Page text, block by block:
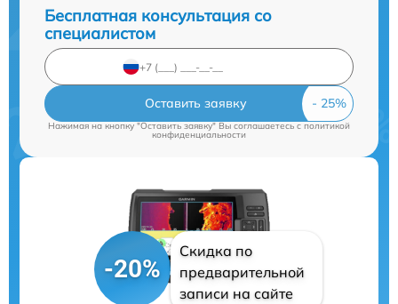
Бесплатная консультация со
специалистом
Оставить заявку
Нажимая на кнопку "Оставить заявку" Вы соглашаетесь cполитикой
конфиденциальности
-20%
Скидка по
предварительной
записи на сайте